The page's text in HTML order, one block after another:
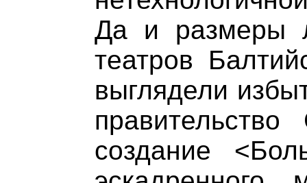
Да и размеры
театров
выглядели
создание